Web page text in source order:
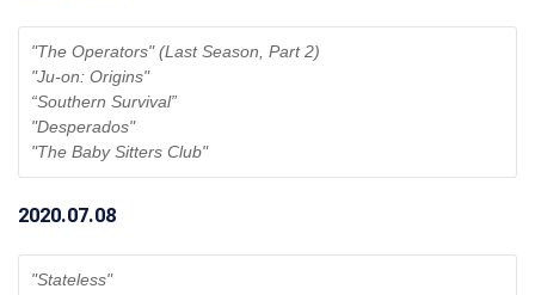
"The Operators" (Last Season, Part 2)
"Ju-on: Origins"
“Southern Survival”
"Desperados"
"The Baby Sitters Club"
2020.07.08
"Stateless"